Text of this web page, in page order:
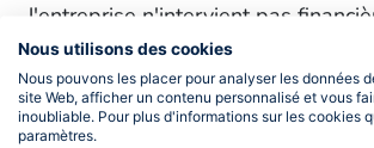
l'entreprise n'intervient pas
Le montant de la cotisation des
3. Les ayants droit sont couverts
Dans ce cas, l'employeur participe
Nous utilisons des cookies
Nous pouvons les placer pour analyser les données
site Web, afficher un contenu personnalisé et vous
inoubliable. Pour plus d'informations sur les cookies
paramètres.